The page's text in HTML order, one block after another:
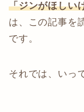
「ジンがほしい
は、この記事を
です。
それでは、いっ